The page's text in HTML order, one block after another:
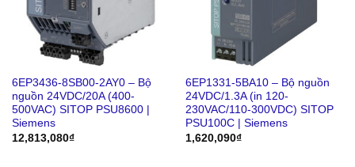
6EP3436-8SB00-2AY0 – Bộ
nguồn 24VDC/20A (400-
500VAC) SITOP PSU8600 |
Siemens
12,813,080₫
6EP1331-5BA10 – Bộ nguồn
24VDC/1.3A (in 120-
230VAC/110-300VDC) SITOP
PSU100C | Siemens
1,620,090₫